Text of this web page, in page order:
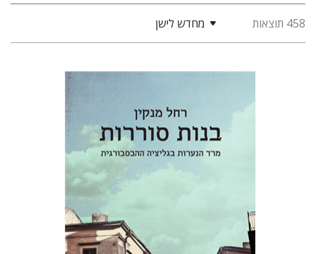
458 תוצאות מחדש לישן
רחל מנקין
יפתח בריל